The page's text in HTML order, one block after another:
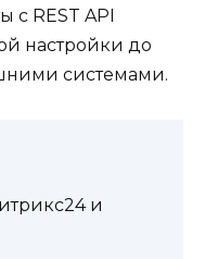
с REST API
настройки до
системами.
и